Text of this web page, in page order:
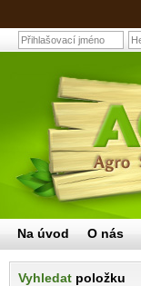
Vyhledat položku
Na úvod O nás